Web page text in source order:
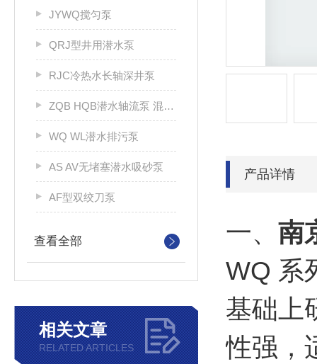
JYWQ搅匀泵
QRJ型井用潜水泵
RJC冷热水长轴深井泵
ZQB HQB潜水轴流泵 混流泵
WQ WL潜水排污泵
AS AV无堵塞潜水吸砂泵
AF型双绞刀泵
查看全部
相关文章
RELATED ARTICLES
产品详情
一、 南
WQ 系
基础上
性强，